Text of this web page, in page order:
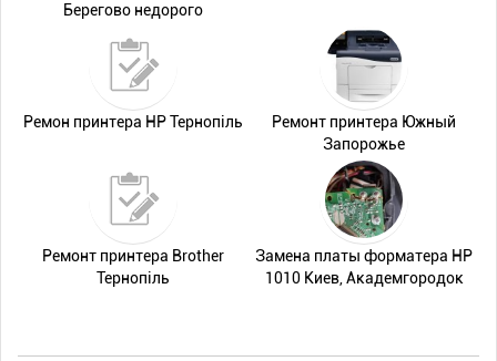
Берегово недорого
Ремон принтера HP Тернопіль
Ремонт принтера Южный
Запорожье
Ремонт принтера Brother
Тернопіль
Замена платы форматера НР
1010 Киев, Академгородок